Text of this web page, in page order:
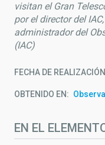
visitan el Gran
por el director del
administrador del
(IAC)
FECHA DE REALIZACIÓN
OBTENIDO EN
EN EL